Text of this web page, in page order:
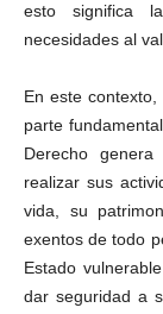
esto significa
necesidades al
En este
parte
Derecho
realizar sus
vida, su
exentos de todo
Estado
dar seguridad a